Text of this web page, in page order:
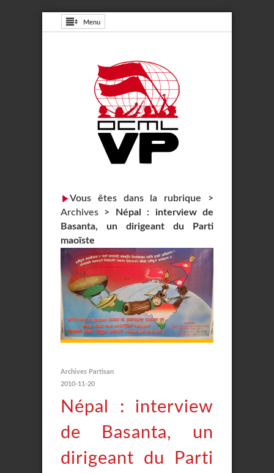
Menu
Vous êtes dans la rubrique >
Archives >
Népal : interview de
Basanta, un dirigeant du Parti
maoïste
Archives Partisan
2010-11-20
Népal : interview
de Basanta, un
dirigeant du Parti